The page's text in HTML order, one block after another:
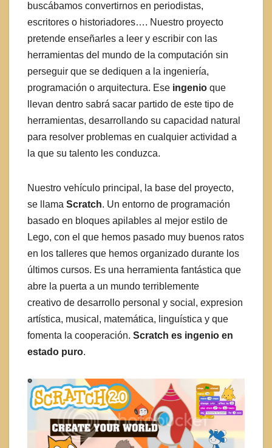
buscábamos convertirnos en periodistas,
escritores o historiadores…. Nuestro proyecto
pretende enseñarles a leer y escribir con las
herramientas del mundo de la computación sin
perseguir que se dediquen a la ingeniería,
programación o arquitectura. Ese ingenio que
llevan dentro sabrá sacar partido de este tipo de
herramientas, desarrollando su capacidad natural
para resolver problemas en cualquier actividad a
la que su talento les conduzca.
Nuestro vehículo principal, la base del proyecto,
se llama Scratch. Un entorno de programación
basado en bloques apilables al mejor estilo de
Lego, con el que hemos pasado muy buenos ratos
en los talleres que hemos organizado durante los
últimos cursos. Es una herramienta fantástica que
abre la puerta a un mundo terriblemente
creativo de desarrollo personal y social, expresion
artística, musical, matemática, linguística y que
fomenta la cooperación. Scratch es ingenio en
estado puro.